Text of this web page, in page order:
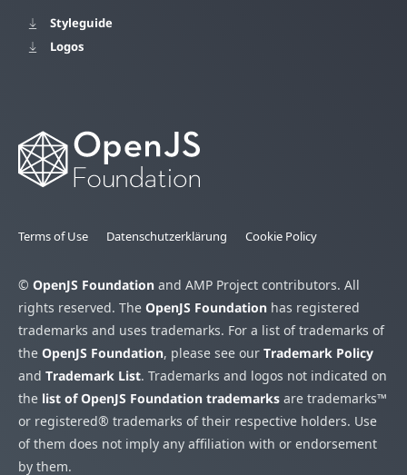
Styleguide
Logos
Terms of Use Datenschutzerklärung Cookie Policy
© OpenJS Foundation and AMP Project contributors. All
rights reserved. The OpenJS Foundation has registered
trademarks and uses trademarks. For a list of trademarks of
the OpenJS Foundation, please see our Trademark Policy
and Trademark List. Trademarks and logos not indicated on
the list of OpenJS Foundation trademarks are trademarks™
or registered® trademarks of their respective holders. Use
of them does not imply any affiliation with or endorsement
by them.